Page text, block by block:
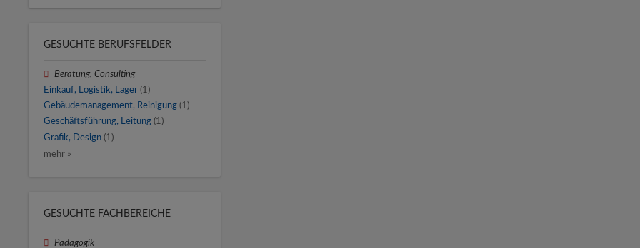
GESUCHTE BERUFSFELDER
Beratung, Consulting
Einkauf, Logistik, Lager (1)
Gebäudemanagement, Reinigung (1)
Geschäftsführung, Leitung (1)
Grafik, Design (1)
mehr »
GESUCHTE FACHBEREICHE
Pädagogik